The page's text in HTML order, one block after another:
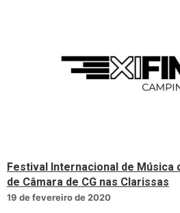
Festival Internacional de Música
de Câmara de CG nas Clarissas
19 de fevereiro de 2020